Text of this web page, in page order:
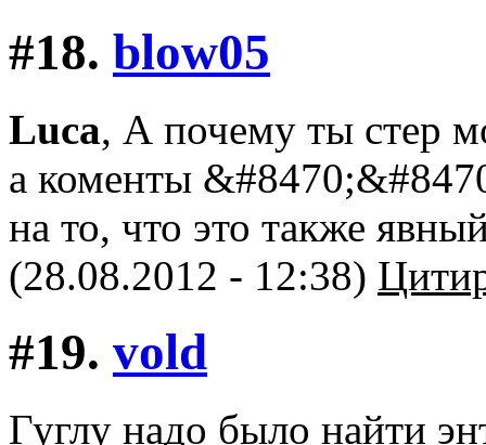
#18. blow05
Luca, А почему ты стер
а коменты
на то, что это также
(28.08.2012 - 12:38)
#19. vold
Гуглу надо было найти